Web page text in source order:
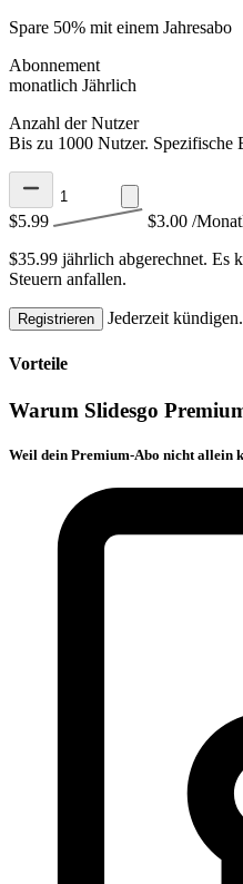
Spare 50% mit einem Jahresabo
Abonnement
monatlich Jährlich
Anzahl der Nutzer
Bis zu 1000 Nutzer. Spezifische
$5.99 $3.00 /
$35.99 jährlich abgerechnet. Es
Steuern anfallen.
Registrieren Jederzeit kündigen.
Vorteile
Warum Slidesgo
Weil dein Premium-Abo nicht allein